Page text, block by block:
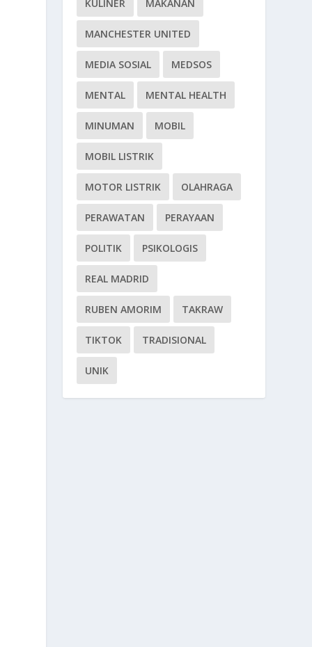
KULINER MAKANAN
MANCHESTER UNITED
MEDIA SOSIAL MEDSOS
MENTAL MENTAL HEALTH
MINUMAN MOBIL
MOBIL LISTRIK
MOTOR LISTRIK OLAHRAGA
PERAWATAN PERAYAAN
POLITIK PSIKOLOGIS
REAL MADRID
RUBEN AMORIM TAKRAW
TIKTOK TRADISIONAL
UNIK